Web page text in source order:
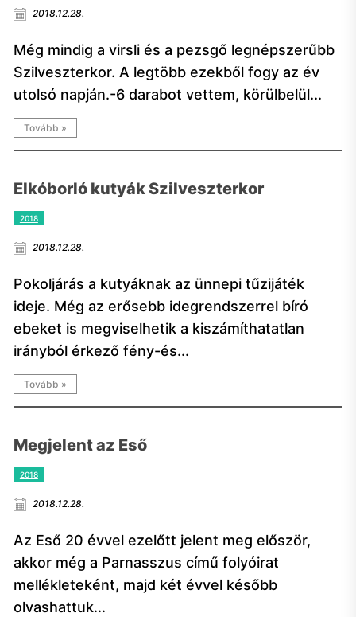
2018.12.28.
Még mindig a virsli és a pezsgő legnépszerűbb
Szilveszterkor. A legtöbb ezekből fogy az év
utolsó napján.-6 darabot vettem, körülbelül...
Tovább »
Elkóborló kutyák Szilveszterkor
2018
2018.12.28.
Pokoljárás a kutyáknak az ünnepi tűzijáték
ideje. Még az erősebb idegrendszerrel bíró
ebeket is megviselhetik a kiszámíthatatlan
irányból érkező fény-és...
Tovább »
Megjelent az Eső
2018
2018.12.28.
Az Eső 20 évvel ezelőtt jelent meg először,
akkor még a Parnasszus című folyóirat
mellékleteként, majd két évvel később
olvashattuk...